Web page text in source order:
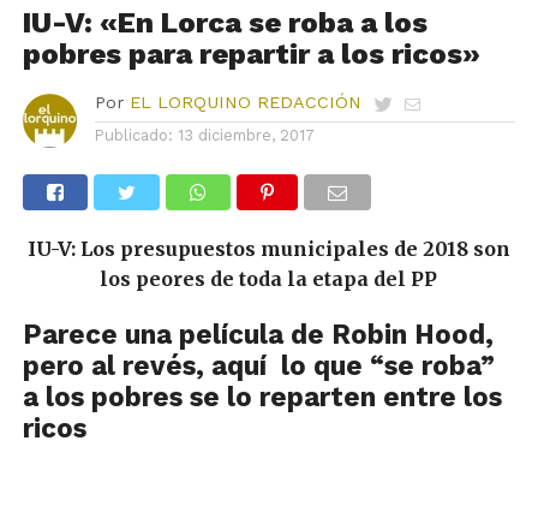
IU-V: «En Lorca se roba a los
pobres para repartir a los ricos»
Por EL LORQUINO REDACCIÓN
Publicado: 13 diciembre, 2017
IU-V: Los presupuestos municipales de 2018 son
los peores de toda la etapa del PP
Parece una película de Robin Hood,
pero al revés, aquí lo que “se roba”
a los pobres se lo reparten entre los
ricos